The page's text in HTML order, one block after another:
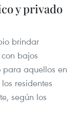
y privado
brindar
bajos
para aquellos en
residentes
según los